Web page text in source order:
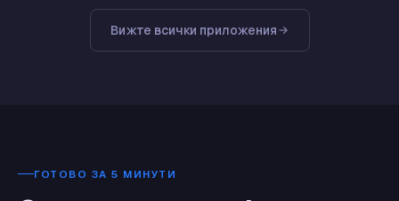
Вижте всички приложения
ГОТОВО ЗА 5 МИНУТИ